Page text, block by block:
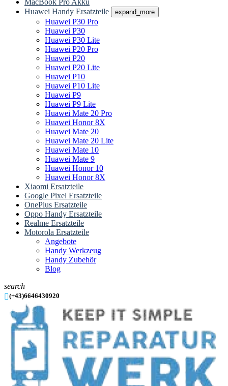
Huawei Handy Ersatzteile
expand_more
Huawei P30 Pro
Huawei P30
Huawei P30 Lite
Huawei P20 Pro
Huawei P20
Huawei P20 Lite
Huawei P10
Huawei P10 Lite
Huawei P9
Huawei P9 Lite
Huawei Mate 20 Pro
Huawei Honor 8X
Huawei Mate 20
Huawei Mate 20 Lite
Huawei Mate 10
Huawei Mate 9
Huawei Honor 10
Huawei Honor 8X
Xiaomi Ersatzteile
Google Pixel Ersatzteile
OnePlus Ersatzteile
Oppo Handy Ersatzteile
Realme Ersatzteile
Motorola Ersatzteile
Angebote
Handy Werkzeug
Handy Zubehör
Blog
search
(+43)6646430920